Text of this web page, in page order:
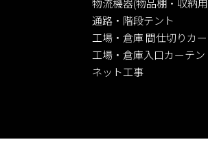
物流機器(物品棚・収納
通路・階段テント
工場・倉庫 間仕切りカ
工場・倉庫入口カーテン
ネット工事